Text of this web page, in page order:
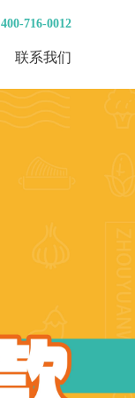
400-716-0012
联系我们